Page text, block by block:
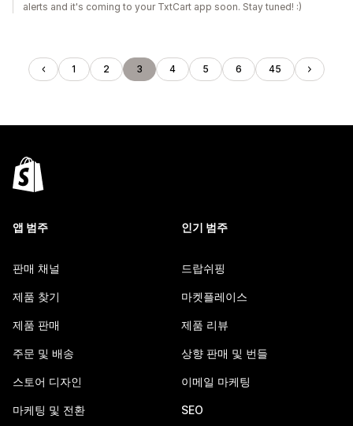
alerts and it's coming to your TxtCart app soon. Stay tuned! :)
1 2 3 4 5 6 45
앱 범주
판매 채널
제품 찾기
제품 판매
주문 및 배송
스토어 디자인
마케팅 및 전환
인기 범주
드랍쉬핑
마켓플레이스
제품 리뷰
상향 판매 및 번들
이메일 마케팅
SEO